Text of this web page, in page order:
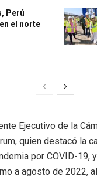
Perú
el norte
Ejecutivo de la
quien destacó la
por COVID-
a agosto de 2022,